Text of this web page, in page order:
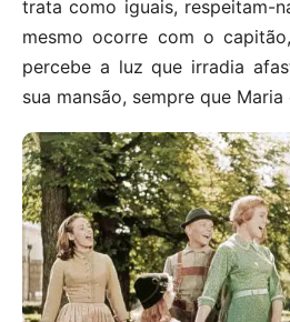
trata como iguais, respeitam-
mesmo ocorre com o
percebe a luz que irradia
sua mansão, sempre que